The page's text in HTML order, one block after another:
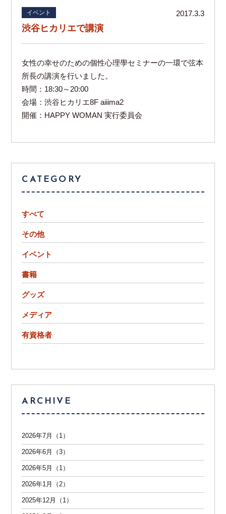
イベント 2017.3.3
渋谷ヒカリエで講演
女性の幸せのための個性心理學セミナーの一環で弦本
所長の講演を行いました。
時間：18:30～20:00
会場：渋谷ヒカリエ8F aiiima2
開催：HAPPY WOMAN 実行委員会
CATEGORY
すべて
その他
イベント
書籍
グッズ
メディア
有資格者
ARCHIVE
2026年7月（1）
2026年6月（3）
2026年5月（1）
2026年1月（2）
2025年12月（1）